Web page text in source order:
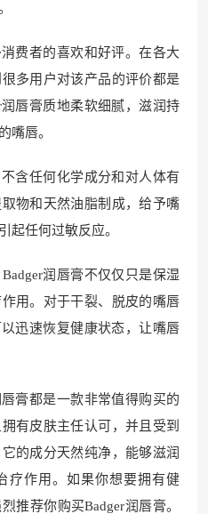
费者的喜欢和好评。在各大
多用户对该产品的评价都是
唇膏质地柔软细腻，滋润持
嘴唇。
含任何化学成分和对人体有
物和天然油脂制成，给予嘴
起任何过敏反应。
润唇膏不仅仅只是保湿
用。对于干裂、脱皮的嘴唇
迅速恢复健康状态，让嘴唇
膏都是一款非常值得购买的
有皮肤主任认可，并且受到
的成分天然纯净，能够滋润
疗作用。如果你想要拥有健
推荐你购买Badger润唇膏。